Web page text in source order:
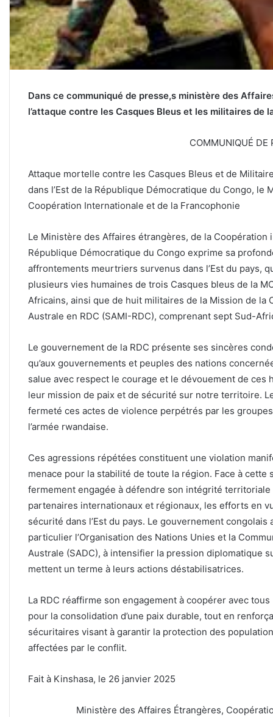
Dans ce communiqué de presse,s ministère des
l’attaque contre les Casques Bleus et les militaires de
COMMUNIQUÉ DE
Attaque mortelle contre les Casques Bleus et de
dans l’Est de la République Démocratique du Congo, le
Coopération Internationale et de la Francophonie
Le Ministère des Affaires étrangères, de la
République Démocratique du Congo exprime sa
affrontements meurtriers survenus dans l’Est du pays,
plusieurs vies humaines de trois Casques bleus de la
Africains, ainsi que de huit militaires de la Mission de la
Australe en RDC (SAMI-RDC), comprenant sept Sud-
Le gouvernement de la RDC présente ses sincères
qu’aux gouvernements et peuples des nations
salue avec respect le courage et le dévouement de ces
leur mission de paix et de sécurité sur notre territoire.
fermeté ces actes de violence perpétrés par les
l’armée rwandaise.
Ces agressions répétées constituent une violation
menace pour la stabilité de toute la région. Face à cette
fermement engagée à défendre son intégrité
partenaires internationaux et régionaux, les efforts en
sécurité dans l’Est du pays. Le gouvernement
particulier l’Organisation des Nations Unies et la
Australe (SADC), à intensifier la pression diplomatique
mettent un terme à leurs actions déstabilisatrices.
La RDC réaffirme son engagement à coopérer avec
pour la consolidation d’une paix durable, tout en
sécuritaires visant à garantir la protection des
affectées par le conflit.
Fait à Kinshasa, le 26 janvier 2025
Ministère des Affaires Étrangères,